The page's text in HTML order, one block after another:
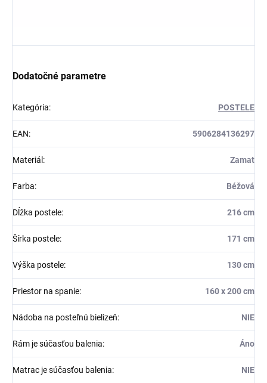
Dodatočné parametre
Kategória: POSTELE
EAN: 5906284136297
Materiál : Zamat
Farba: Béžová
Dĺžka postele: 216 cm
Šírka postele: 171 cm
Výška postele: 130 cm
Priestor na spanie: 160 x 200 cm
Nádoba na posteľnú bielizeň: NIE
Rám je súčasťou balenia: Áno
Matrac je súčasťou balenia: NIE